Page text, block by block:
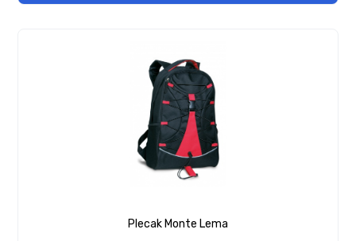
Plecak Monte Lema